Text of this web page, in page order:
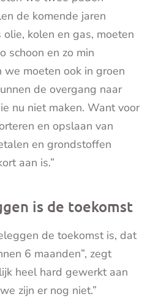
de komende jaren
kolen en gas, moeten
schoon en zo min
we moeten ook in groen
de overgang naar
nu niet maken. Want voor
en opslaan van
en grondstoffen
aan is.”
is de toekomst
de toekomst is, dat
6 maanden”, zegt
heel hard gewerkt aan
zijn er nog niet.”